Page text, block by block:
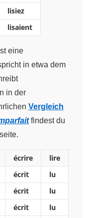
lisiez
lisaient
eine
in etwa dem
in der
Vergleich
findest du
écrire
lire
écrit
lu
écrit
lu
écrit
lu